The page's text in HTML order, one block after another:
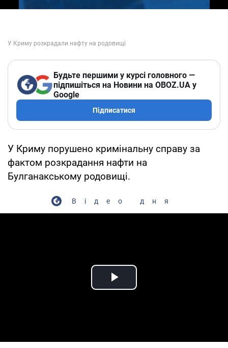
Будьте першими у курсі головного —
підпишіться на Новини на OBOZ.UA у
Google
Підписатися
У Криму порушено кримінальну справу за
фактом розкрадання нафти на
Булганакському родовищі.
Відео дня
Play Video